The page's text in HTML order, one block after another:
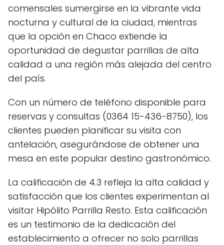
comensales sumergirse en la vibrante vida
nocturna y cultural de la ciudad, mientras
que la opción en Chaco extiende la
oportunidad de degustar parrillas de alta
calidad a una región más alejada del centro
del país.
Con un número de teléfono disponible para
reservas y consultas (0364 15-436-8750), los
clientes pueden planificar su visita con
antelación, asegurándose de obtener una
mesa en este popular destino gastronómico.
La calificación de 4.3 refleja la alta calidad y
satisfacción que los clientes experimentan al
visitar Hipólito Parrilla Resto. Esta calificación
es un testimonio de la dedicación del
establecimiento a ofrecer no solo parrillas